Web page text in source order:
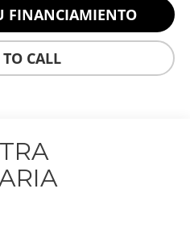
FINANCIAMIENTO
CALL